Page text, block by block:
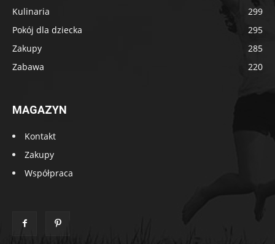
Kulinaria
299
Pokój dla dziecka
295
Zakupy
285
Zabawa
220
MAGAZYN
Kontakt
Zakupy
Współpraca